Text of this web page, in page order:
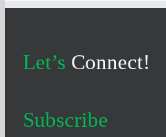
Let’s Connect!
Subscribe